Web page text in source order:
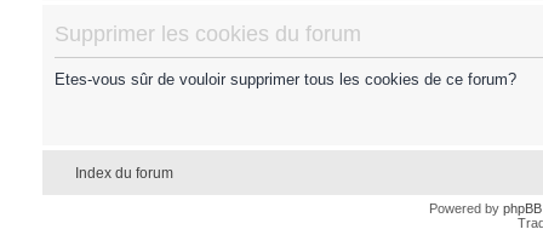
Supprimer les cookies du forum
Etes-vous sûr de vouloir supprimer tous les cookies de ce forum?
Index du forum
Powered by phpBB